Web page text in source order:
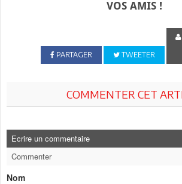
VOS AMIS !
PARTAGER TWEETER
COMMENTER CET
Ecrire un commentaire
Commenter
Nom